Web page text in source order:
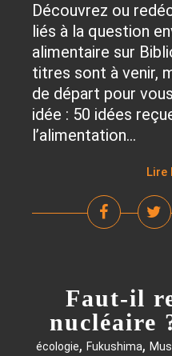
Découvrez ou
liés à la question
alimentaire sur
titres sont à venir,
de départ pour
idée : 50 idées
l’alimentation...
Lire
Faut-il
nucléaire
écologie, Fukushima,